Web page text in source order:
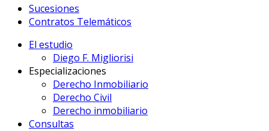
Sucesiones
Contratos Telemáticos
El estudio
Diego F. Migliorisi
Especializaciones
Derecho Inmobiliario
Derecho Civil
Derecho inmobiliario
Consultas